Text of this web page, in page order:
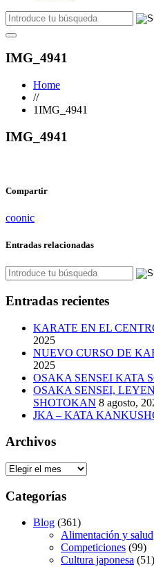
IMG_4941
Home
//
1IMG_4941
IMG_4941
Compartir
coonic
Entradas relacionadas
Entradas recientes
KARATE EN EL
2025
NUEVO CURSO DE
2025
OSAKA SENSEI KATA
OSAKA SENSEI,
SHOTOKAN 8 agosto,
JKA – KATA
Archivos
Archivos
Categorías
Blog (361)
Alimentación y salud
Competiciones (99)
Cultura japonesa (51)